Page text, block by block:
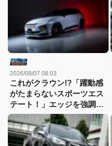
2026/08/07 08:03
これがクラウン!?「躍動感
がたまらないスポーツエス
テート！」エッジを強調し
たエアロに22インチホイー
ルで武装